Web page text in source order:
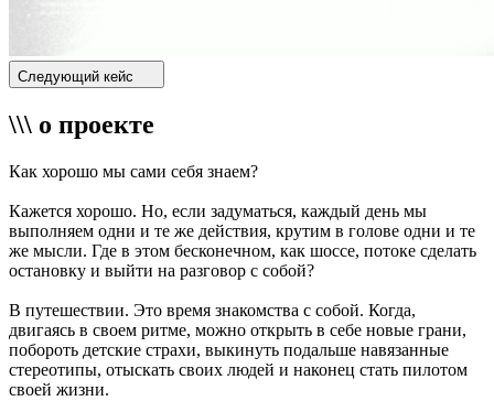
Следующий кейс
\\\ о проекте
Как хорошо мы сами себя знаем?
Кажется хорошо. Но, если задуматься, каждый день мы
выполняем одни и те же действия, крутим в голове одни и те
же мысли. Где в этом бесконечном, как шоссе, потоке сделать
остановку и выйти на разговор с собой?
В путешествии. Это время знакомства с собой. Когда,
двигаясь в своем ритме, можно открыть в себе новые грани,
побороть детские страхи, выкинуть подальше навязанные
стереотипы, отыскать своих людей и наконец стать пилотом
своей жизни.